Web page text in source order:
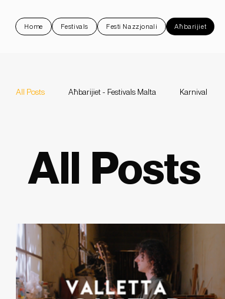
Home Festivals Festi Nazzjonali Aħbarijiet
All Posts Aħbarijiet - Festivals Malta Karnival
All Posts